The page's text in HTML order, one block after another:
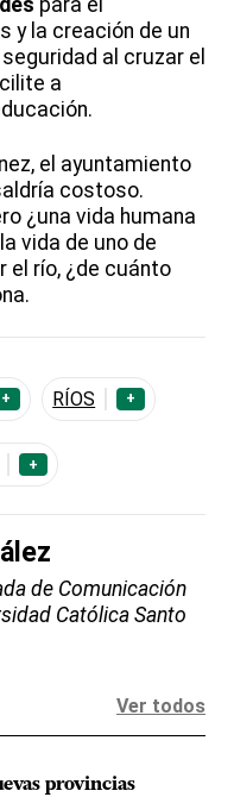
y la creación de un
al cruzar el
a
el ayuntamiento
costoso.
¿una vida humana
vida de uno de
el río, ¿de cuánto
+ RÍOS +
+
de Comunicación
Católica Santo
Ver todos
provincias